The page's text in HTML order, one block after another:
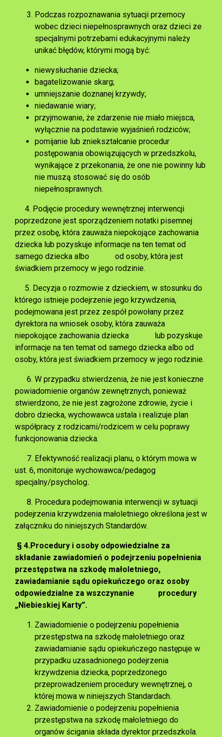
Podczas rozpoznawania sytuacji przemocy
wobec dzieci niepełnosprawnych oraz dzieci ze
specjalnymi potrzebami edukacyjnymi należy
unikać błędów, którymi mogą być:
niewysłuchanie dziecka;
bagatelizowanie skarg;
umniejszanie doznanej krzywdy;
niedawanie wiary;
przyjmowanie, że zdarzenie nie miało miejsca,
wyłącznie na podstawie wyjaśnień rodziców;
pomijanie lub zniekształcanie procedur
postępowania obowiązujących w przedszkolu,
wynikające z przekonania, że one nie powinny lub
nie muszą stosować się do osób
niepełnosprawnych.
4. Podjęcie procedury wewnętrznej interwencji
poprzedzone jest sporządzeniem notatki pisemnej
przez osobę, która zauważa niepokojące zachowania
dziecka lub pozyskuje informacje na ten temat od
samego dziecka albo od osoby, która jest
świadkiem przemocy w jego rodzinie.
5. Decyzja o rozmowie z dzieckiem, w stosunku do
którego istnieje podejrzenie jego krzywdzenia,
podejmowana jest przez zespół powołany przez
dyrektora na wniosek osoby, która zauważa
niepokojące zachowania dziecka lub pozyskuje
informacje na ten temat od samego dziecka albo od
osoby, która jest świadkiem przemocy w jego rodzinie.
6. W przypadku stwierdzenia, że nie jest konieczne
powiadomienie organów zewnętrznych, ponieważ
stwierdzono, że nie jest zagrożone zdrowie, życie i
dobro dziecka, wychowawca ustala i realizuje plan
współpracy z rodzicami/rodzicem w celu poprawy
funkcjonowania dziecka.
7. Efektywność realizacji planu, o którym mowa w
ust. 6, monitoruje wychowawca/pedagog
specjalny/psycholog.
8. Procedura podejmowania interwencji w sytuacji
podejrzenia krzywdzenia małoletniego określona jest w
załączniku do niniejszych Standardów.
§ 4.Procedury i osoby odpowiedzialne za
składanie zawiadomień o podejrzeniu popełnienia
przestępstwa na szkodę małoletniego,
zawiadamianie sądu opiekuńczego oraz osoby
odpowiedzialne za wszczynanie procedury
„Niebieskiej Karty”.
Zawiadomienie o podejrzeniu popełnienia
przestępstwa na szkodę małoletniego oraz
zawiadamianie sądu opiekuńczego następuje w
przypadku uzasadnionego podejrzenia
krzywdzenia dziecka, poprzedzonego
przeprowadzeniem procedury wewnętrznej, o
której mowa w niniejszych Standardach.
Zawiadomienie o podejrzeniu popełnienia
przestępstwa na szkodę małoletniego do
organów ścigania składa dyrektor przedszkola.